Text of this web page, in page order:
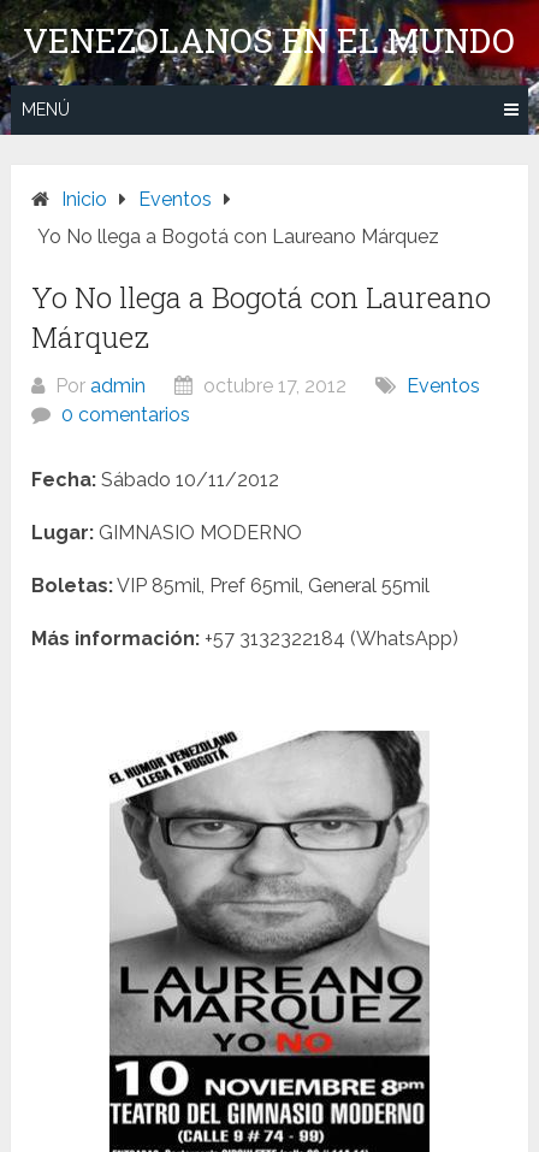
Saltar
al
contenido
VENEZOLANOS EN EL MUNDO
MENÚ
Inicio
Eventos
Yo No llega a Bogotá con Laureano Márquez
Yo No llega a Bogotá con Laureano
Márquez
Poradmin octubre 17, 2012
Eventos
0 comentarios
Fecha: Sábado 10/11/2012
Lugar: GIMNASIO MODERNO
Boletas:VIP 85mil, Pref 65mil, General 55mil
Más información: +57 3132322184 (WhatsApp)